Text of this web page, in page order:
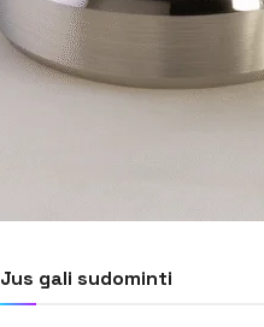
Jus gali sudominti